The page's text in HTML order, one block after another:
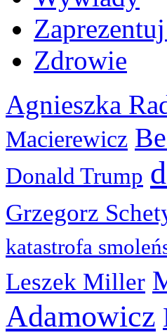
Zdrowie
Agnieszka
Macierewicz
Donald Trump
Grzegorz
katastrofa
Leszek Miller
Adamowicz